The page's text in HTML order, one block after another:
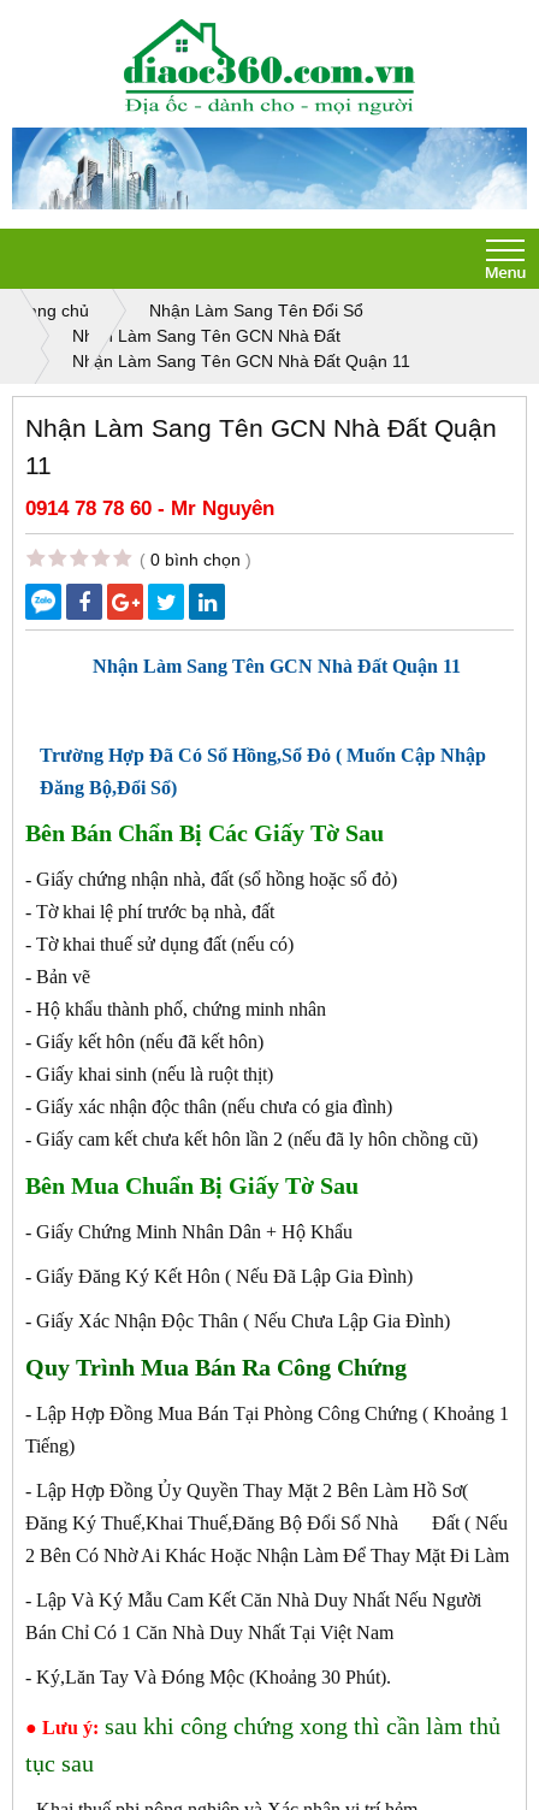
Trang chủ
Nhận Làm Sang Tên Đổi Sổ
Nhận Làm Sang Tên GCN Nhà Đất
Nhận Làm Sang Tên GCN Nhà Đất Quận 11
Nhận Làm Sang Tên GCN Nhà Đất Quận
11
0914 78 78 60 - Mr Nguyên
( 0 bình chọn )
Nhận Làm Sang Tên GCN Nhà Đất Quận 11
Trường Hợp Đã Có Sổ Hồng,Sổ Đỏ ( Muốn Cập Nhập
Đăng Bộ,Đổi Sổ)
Bên Bán Chẩn Bị Các Giấy Tờ Sau
- Giấy chứng nhận nhà, đất (sổ hồng hoặc sổ đỏ)
- Tờ khai lệ phí trước bạ nhà, đất
- Tờ khai thuế sử dụng đất (nếu có)
- Bản vẽ
- Hộ khẩu thành phố, chứng minh nhân
- Giấy kết hôn (nếu đã kết hôn)
- Giấy khai sinh (nếu là ruột thịt)
- Giấy xác nhận độc thân (nếu chưa có gia đình)
- Giấy cam kết chưa kết hôn lần 2 (nếu đã ly hôn chồng cũ)
Bên Mua Chuẩn Bị Giấy Tờ Sau
- Giấy Chứng Minh Nhân Dân + Hộ Khẩu
- Giấy Đăng Ký Kết Hôn ( Nếu Đã Lập Gia Đình)
- Giấy Xác Nhận Độc Thân ( Nếu Chưa Lập Gia Đình)
Quy Trình Mua Bán Ra Công Chứng
- Lập Hợp Đồng Mua Bán Tại Phòng Công Chứng ( Khoảng 1
Tiếng)
- Lập Hợp Đồng Ủy Quyền Thay Mặt 2 Bên Làm Hồ Sơ(
Đăng Ký Thuế,Khai Thuế,Đăng Bộ Đổi Sổ Nhà Đất ( Nếu
2 Bên Có Nhờ Ai Khác Hoặc Nhận Làm Để Thay Mặt Đi Làm
- Lập Và Ký Mẫu Cam Kết Căn Nhà Duy Nhất Nếu Người
Bán Chỉ Có 1 Căn Nhà Duy Nhất Tại Việt Nam
- Ký,Lăn Tay Và Đóng Mộc (Khoảng 30 Phút).
● Lưu ý: sau khi công chứng xong thì cần làm thủ
tục sau